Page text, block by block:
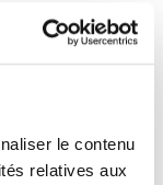
le contenu
relatives aux
et